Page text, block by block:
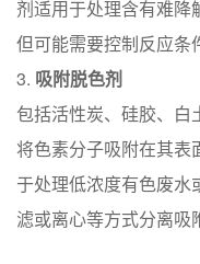
剂适用于处理含有难降
但可能需要控制反应条
吸附脱色剂
包括活性炭、硅胶、白
将色素分子吸附在其表
于处理低浓度有色废水
滤或离心等方式分离吸